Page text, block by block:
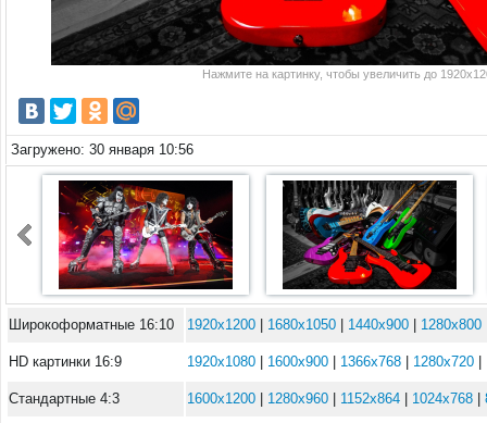
Нажмите на картинку, чтобы увеличить до
Загружено: 30 января 10:56
Широкоформатные 16:10 1920x1200 1680x1050 1440x900 1280x800
HD картинки 16:9 1920x1080 1600x900 1366x768 1280x720
Стандартные 4:3 1600x1200 1280x960 1152x864 1024x768